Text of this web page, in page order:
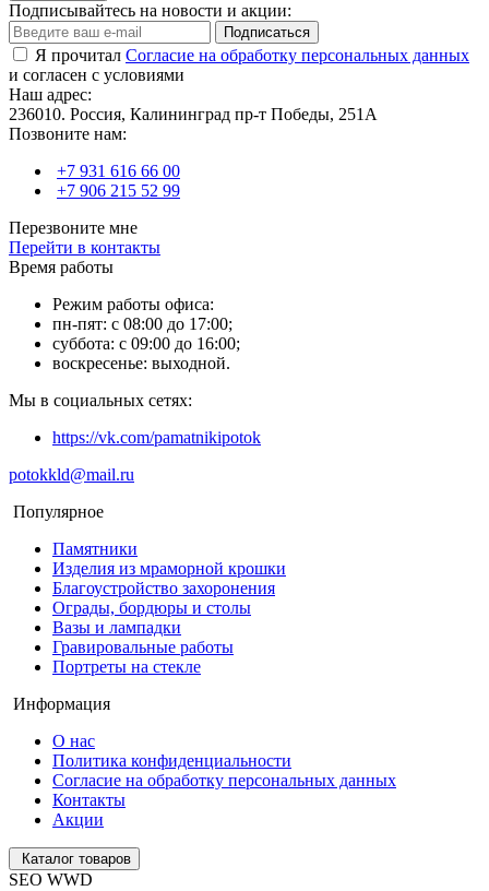
Подписывайтесь на новости и акции:
Подписаться
Я прочитал Согласие на обработку персональных данных
и согласен с условиями
Наш адрес:
236010. Россия, Калининград пр-т Победы, 251А
Позвоните нам:
+7 931 616 66 00
+7 906 215 52 99
Перезвоните мне
Перейти в контакты
Время работы
Режим работы офиса:
пн-пят: с 08:00 до 17:00;
суббота: с 09:00 до 16:00;
воскресенье: выходной.
Мы в социальных сетях:
https://vk.com/pamatnikipotok
potokkld@mail.ru
Популярное
Памятники
Изделия из мраморной крошки
Благоустройство захоронения
Ограды, бордюры и столы
Вазы и лампадки
Гравировальные работы
Портреты на стекле
Информация
О нас
Политика конфиденциальности
Согласие на обработку персональных данных
Контакты
Акции
Каталог товаров
SEO WWD